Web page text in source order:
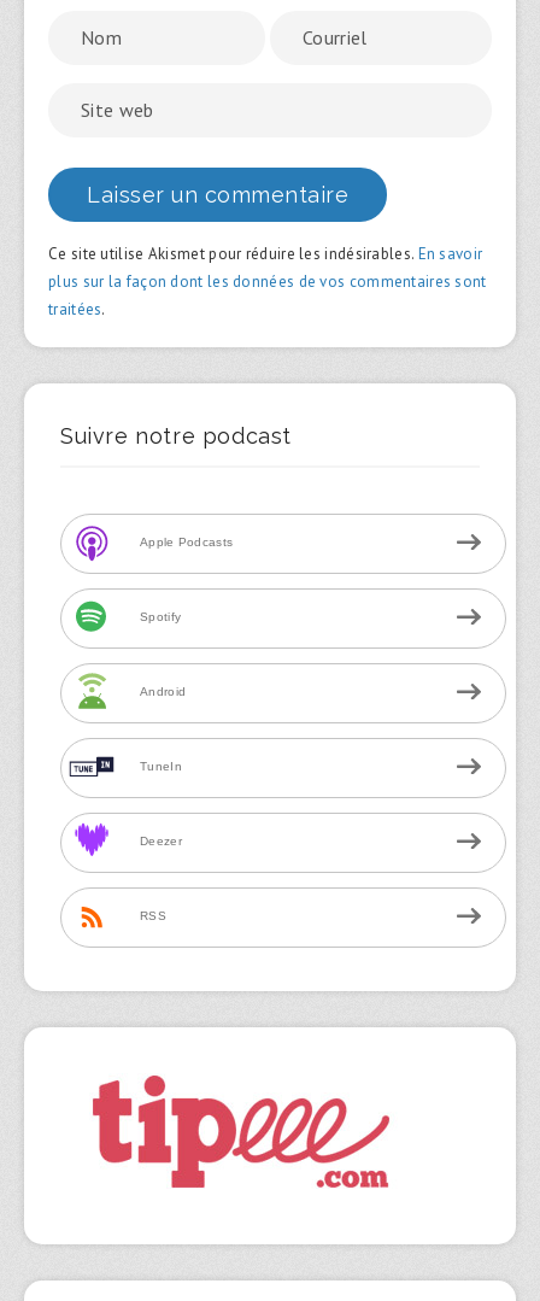
Ce site utilise Akismet pour réduire les indésirables. En savoir
plus sur la façon dont les données de vos commentaires sont
traitées.
Suivre notre podcast
Apple Podcasts
Spotify
Android
TuneIn
Deezer
RSS